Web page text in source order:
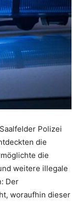
Polizei
die
die
weitere illegale
Der
woraufhin dieser